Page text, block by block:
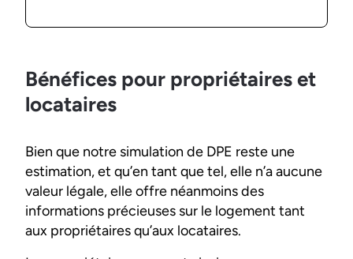
Bénéfices pour propriétaires et
locataires
Bien que notre simulation de DPE reste une
estimation, et qu’en tant que tel, elle n’a aucune
valeur légale, elle offre néanmoins des
informations précieuses sur le logement tant
aux propriétaires qu’aux locataires.